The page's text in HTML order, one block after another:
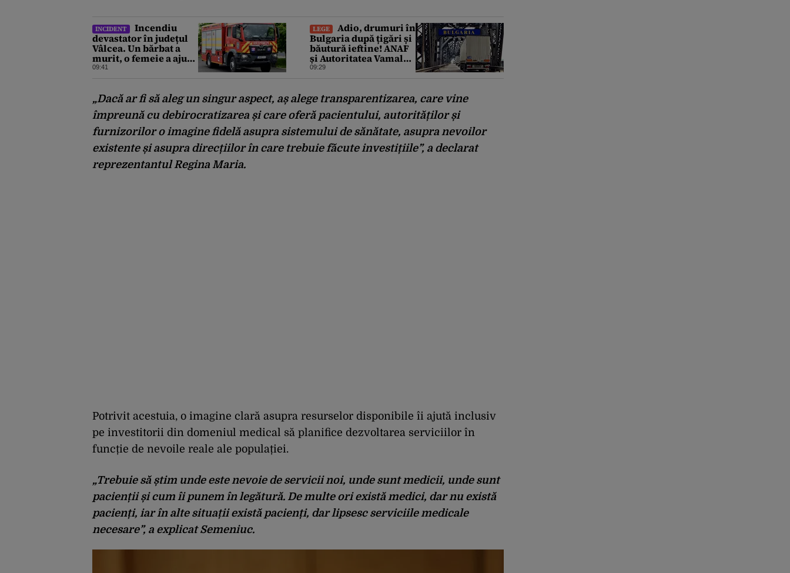
INCIDENT
Incendiu
devastator în județul
Vâlcea. Un bărbat a
murit, o femeie a ajuns
la spital
09:41
LEGE
Adio, drumuri în
Bulgaria după țigări și
băutură ieftine! ANAF
și Autoritatea Vamală
au stabilit noi reguli
09:29
„Dacă ar fi să aleg un singur aspect, aș alege transparentizarea, care vine
împreună cu debirocratizarea și care oferă pacientului, autorităților și
furnizorilor o imagine fidelă asupra sistemului de sănătate, asupra nevoilor
existente și asupra direcțiilor în care trebuie făcute investițiile”, a declarat
reprezentantul Regina Maria.
Potrivit acestuia, o imagine clară asupra resurselor disponibile îi ajută inclusiv
pe investitorii din domeniul medical să planifice dezvoltarea serviciilor în
funcție de nevoile reale ale populației.
„Trebuie să știm unde este nevoie de servicii noi, unde sunt medicii, unde sunt
pacienții și cum îi punem în legătură. De multe ori există medici, dar nu există
pacienți, iar în alte situații există pacienți, dar lipsesc serviciile medicale
necesare”, a explicat Semeniuc.